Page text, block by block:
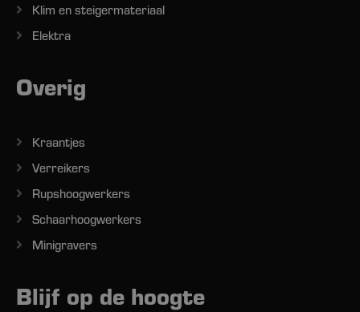
Klim en steigermateriaal
Elektra
Overig
Kraantjes
Verreikers
Rupshoogwerkers
Schaarhoogwerkers
Minigravers
Blijf op de hoogte